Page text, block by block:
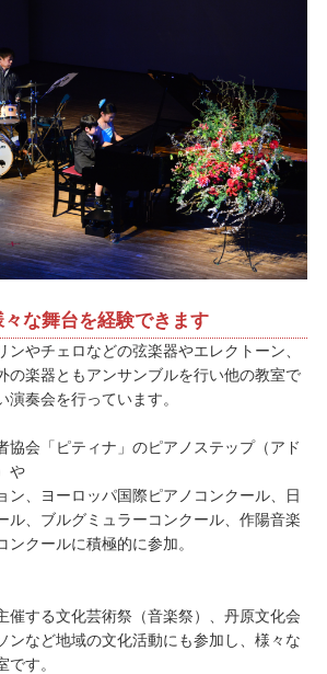
な舞台を経験できます
ンやチェロなどの弦楽器やエレクトーン、
の楽器ともアンサンブルを行い他の教室で
演奏会を行っています。
協会「ピティナ」のピアノステップ（アド
や
ン、ヨーロッパ国際ピアノコンクール、日
ル、ブルグミュラーコンクール、作陽音楽
ンクールに積極的に参加。
催する文化芸術祭（音楽祭）、丹原文化会
ンなど地域の文化活動にも参加し、様々な
す。